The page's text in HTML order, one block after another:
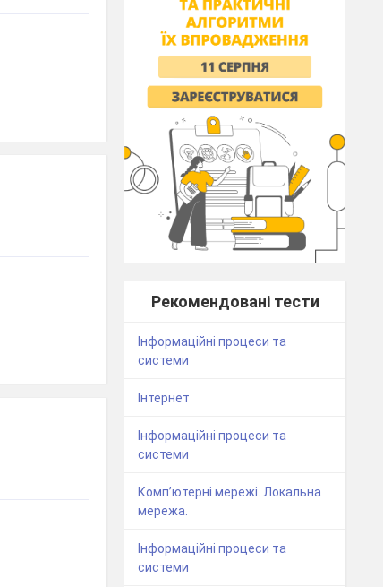
Рекомендовані тести
Інформаційні процеси та
системи
Інтернет
Інформаційні процеси та
системи
Комп’ютерні мережі. Локальна
мережа.
Інформаційні процеси та
системи